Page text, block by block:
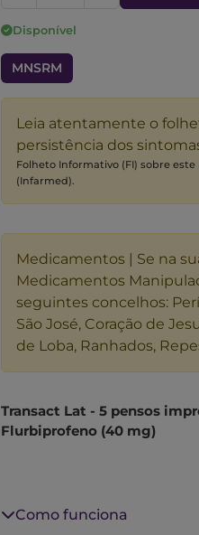
Disponível
MNSRM
Leia atentamente o
persistência dos
Folheto Informativo (FI) sobre
(Infarmed).
Medicamentos | Se na
Medicamentos
seguintes concelhos:
São José, Coração de
de Loba, Ranhados,
Transact Lat - 5 pensos
Flurbiprofeno (40 mg)
Transact Lat é um anti-
traumática ou reumática,
Como funciona